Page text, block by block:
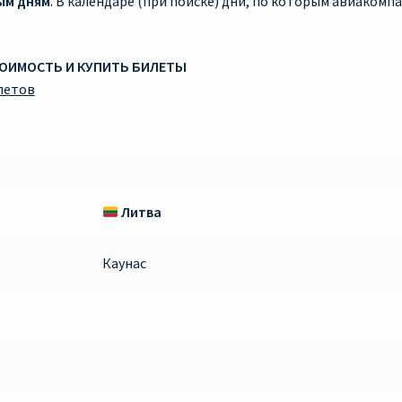
И КУПИТЬ БИЛЕТЫ
Литва
Каунас